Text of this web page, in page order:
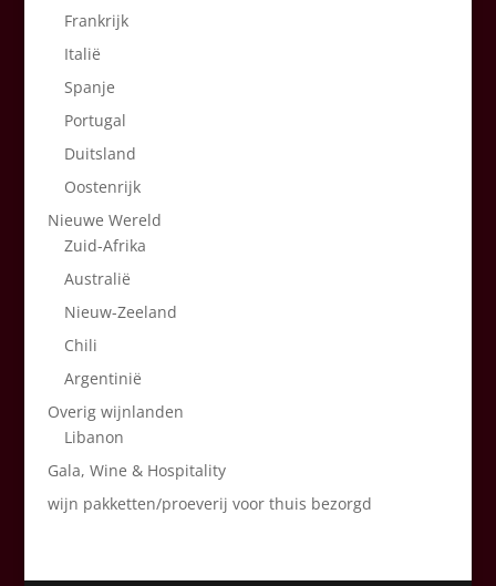
Frankrijk
Italië
Spanje
Portugal
Duitsland
Oostenrijk
Nieuwe Wereld
Zuid-Afrika
Australië
Nieuw-Zeeland
Chili
Argentinië
Overig wijnlanden
Libanon
Gala, Wine & Hospitality
wijn pakketten/proeverij voor thuis bezorgd